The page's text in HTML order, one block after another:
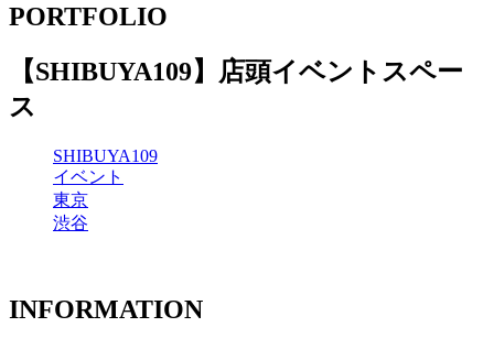
PORTFOLIO
【SHIBUYA109】店頭イベントスペー
ス
SHIBUYA109
イベント
東京
渋谷
INFORMATION